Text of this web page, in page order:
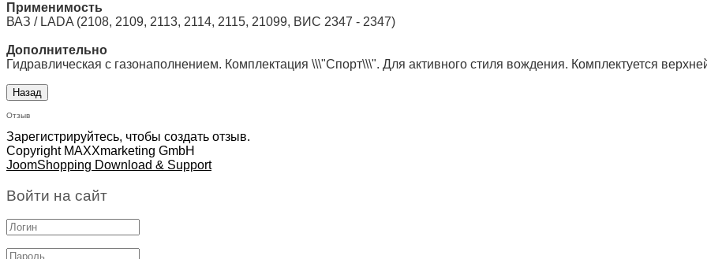
Применимость
ВАЗ / LADA (2108, 2109, 2113, 2114, 2115, 21099, ВИС 2347 - 2347)
Дополнительно
Гидравлическая с газонаполнением. Комплектация \\\"Спорт\\\". Для активного стиля вождения. Комплектуется
Отзыв
Зарегистрируйтесь, чтобы создать отзыв.
Copyright MAXXmarketing GmbH
JoomShopping Download & Support
Войти на сайт